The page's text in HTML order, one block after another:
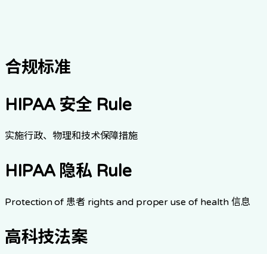
合规标准
HIPAA 安全 Rule
实施行政、物理和技术保障措施
HIPAA 隐私 Rule
Protection of 患者 rights and proper use of health 信息
高科技法案